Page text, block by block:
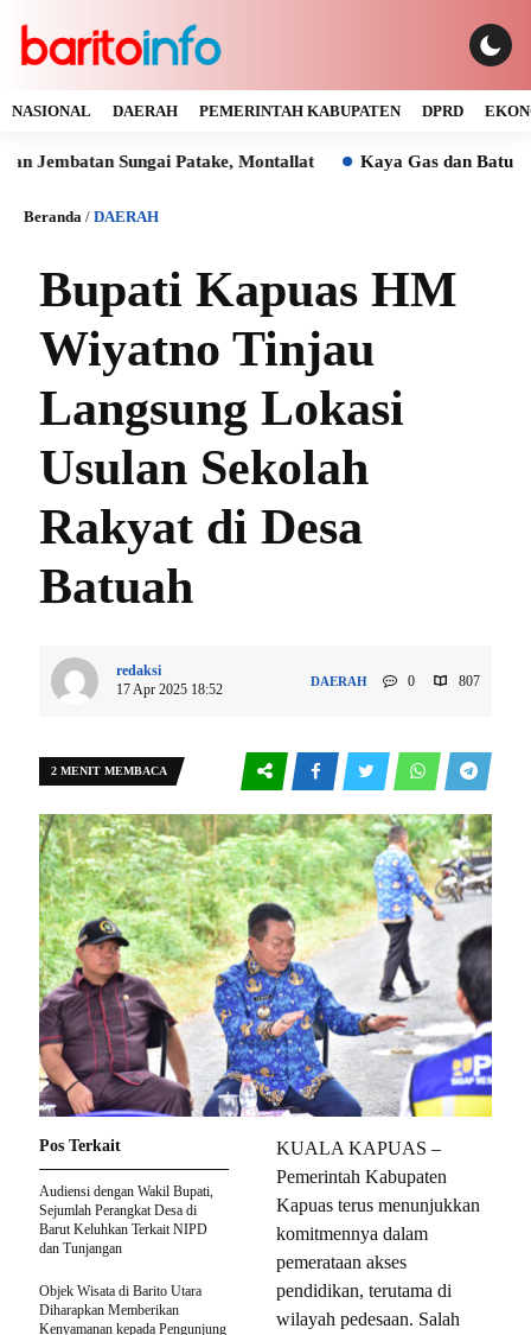
NASIONAL DAERAH PEMERINTAH KABUPATEN DPRD
Sungai Patake, Montallat Kaya Gas dan Batu Bara
Beranda / DAERAH
Bupati Kapuas HM
Wiyatno Tinjau
Langsung Lokasi
Usulan Sekolah
Rakyat di Desa
Batuah
redaksi
17 Apr 2025 18:52
DAERAH 0 807
2 MENIT MEMBACA
KUALA KAPUAS –
Pemerintah Kabupaten
Kapuas terus menunjukkan
komitmennya dalam
pemerataan akses
pendidikan, terutama di
wilayah pedesaan. Salah
Pos Terkait
Audiensi dengan Wakil Bupati,
Sejumlah Perangkat Desa di
Barut Keluhkan Terkait NIPD
dan Tunjangan
Objek Wisata di Barito Utara
Diharapkan Memberikan
Kenyamanan kepada Pengunjung